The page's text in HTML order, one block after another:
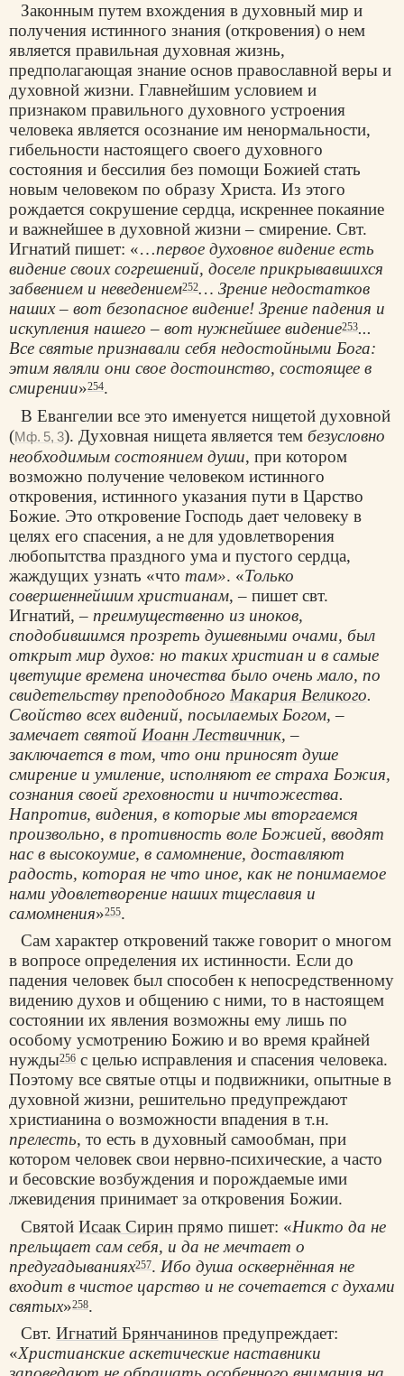
Законным путем вхождения в духовный мир и
получения истинного знания (откровения) о нем
является правильная духовная жизнь,
предполагающая знание основ православной веры и
духовной жизни. Главнейшим условием и
признаком правильного духовного устроения
человека является осознание им ненормальности,
гибельности настоящего своего духовного
состояния и бессилия без помощи Божией стать
новым человеком по образу Христа. Из этого
рождается сокрушение сердца, искреннее покаяние
и важнейшее в духовной жизни – смирение. Свт.
Игнатий пишет: «…первое духовное видение есть
видение своих согрешений, доселе прикрывавшихся
забвением и неведением252… Зрение недостатков
наших – вот безопасное видение! Зрение падения и
искупления нашего – вот нужнейшее видение253...
Все святые признавали себя недостойными Бога:
этим являли они свое достоинство, состоящее в
смирении»254.
В Евангелии все это именуется нищетой духовной
(Мф. 5, 3). Духовная нищета является тем безусловно
необходимым состоянием души, при котором
возможно получение человеком истинного
откровения, истинного указания пути в Царство
Божие. Это откровение Господь дает человеку в
целях его спасения, а не для удовлетворения
любопытства праздного ума и пустого сердца,
жаждущих узнать «что там». «Только
совершеннейшим христианам, – пишет свт.
Игнатий, – преимущественно из иноков,
сподобившимся прозреть душевными очами, был
открыт мир духов: но таких христиан и в самые
цветущие времена иночества было очень мало, по
свидетельству преподобного Макария Великого.
Свойство всех видений, посылаемых Богом, –
замечает святой Иоанн Лествичник, –
заключается в том, что они приносят душе
смирение и умиление, исполняют ее страха Божия,
сознания своей греховности и ничтожества.
Напротив, видения, в которые мы вторгаемся
произвольно, в противность воле Божией, вводят
нас в высокоумие, в самомнение, доставляют
радость, которая не что иное, как не понимаемое
нами удовлетворение наших тщеславия и
самомнения»255.
Сам характер откровений также говорит о многом
в вопросе определения их истинности. Если до
падения человек был способен к непосредственному
видению духов и общению с ними, то в настоящем
состоянии их явления возможны ему лишь по
особому усмотрению Божию и во время крайней
нужды256 с целью исправления и спасения человека.
Поэтому все святые отцы и подвижники, опытные в
духовной жизни, решительно предупреждают
христианина о возможности впадения в т.н.
прелесть, то есть в духовный самообман, при
котором человек свои нервно-психические, а часто
и бесовские возбуждения и порождаемые ими
лжевидения принимает за откровения Божии.
СвятойИсаак Сирин прямо пишет: «Никто да не
прельщает сам себя, и да не мечтает о
предугадываниях257. Ибо душа осквернённая не
входит в чистое царство и не сочетается с духами
святых»258.
Свт.Игнатий Брянчанинов предупреждает:
«Христианские аскетические наставники